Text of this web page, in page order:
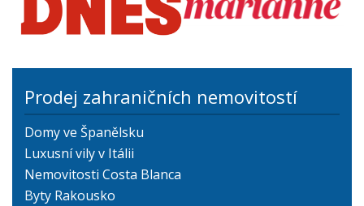
Prodej zahraničních nemovitostí
Domy ve Španělsku
Luxusní vily v Itálii
Nemovitosti Costa Blanca
Byty Rakousko